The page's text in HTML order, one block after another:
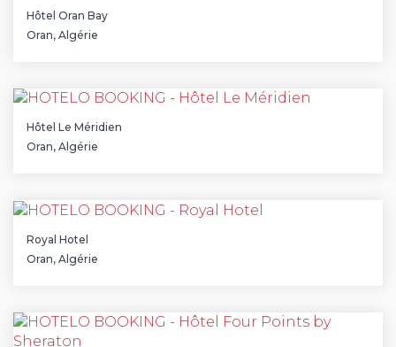
Hôtel Oran Bay
Oran, Algérie
Hôtel Le Méridien
Oran, Algérie
Royal Hotel
Oran, Algérie